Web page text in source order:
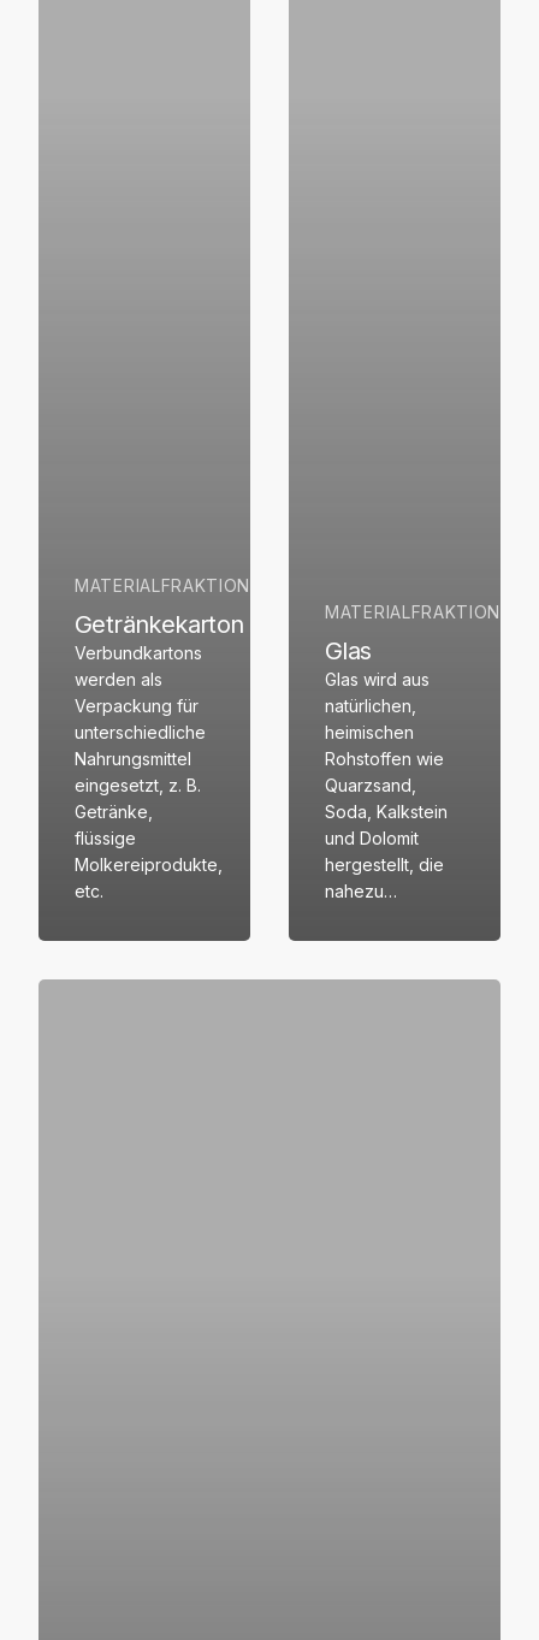
MATERIALFRAKTION
Getränkekarton
Verbundkartons
werden als
Verpackung für
unterschiedliche
Nahrungsmittel
eingesetzt, z. B.
Getränke,
flüssige
Molkereiprodukte,
etc.
MATERIALFRAKTION
Glas
Glas wird aus
natürlichen,
heimischen
Rohstoffen wie
Quarzsand,
Soda, Kalkstein
und Dolomit
hergestellt, die
nahezu…